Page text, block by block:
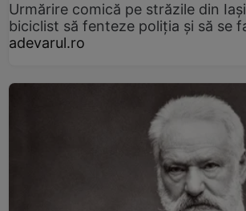
Urmărire comică pe străzile din
biciclist să fenteze poliția și să se
adevarul.ro